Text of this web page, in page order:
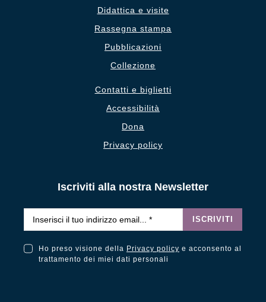
Didattica e visite
Rassegna stampa
Pubblicazioni
Collezione
Contatti e biglietti
Accessibilità
Dona
Privacy policy
Iscriviti alla nostra Newsletter
ISCRIVITI
Ho preso visione della Privacy policy e acconsento al
trattamento dei miei dati personali